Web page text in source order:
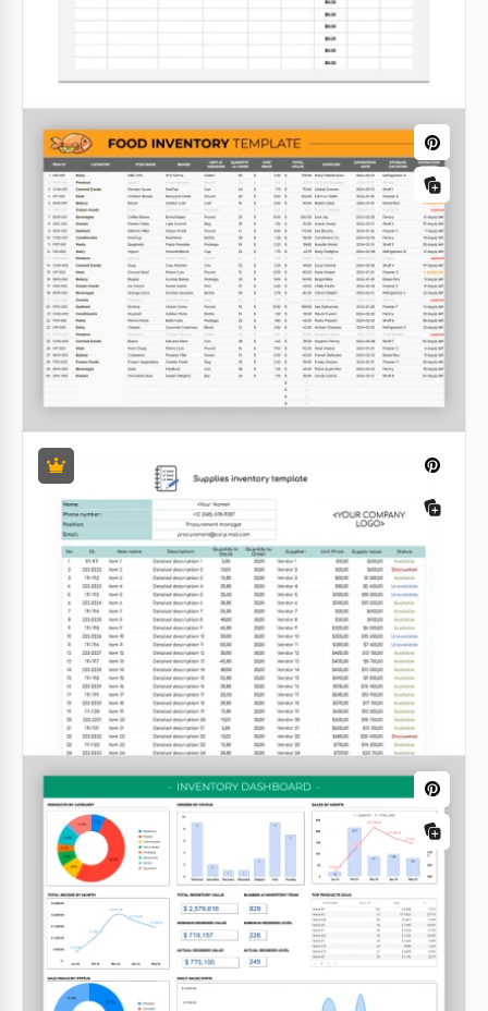
Foglio elettronico dell'inventario di
indumenti aziendali
Vuoi ottenere una panoramica completa
dell'inventario del tuo negozio di abbigliamento?
Google Sheets
Foglio di inventario Grigio e Viola
Hai bisogno di un pratico foglio di calcolo per
organizzare il tuo lavoro con diversi strumenti o
controllare la loro disponibilità?